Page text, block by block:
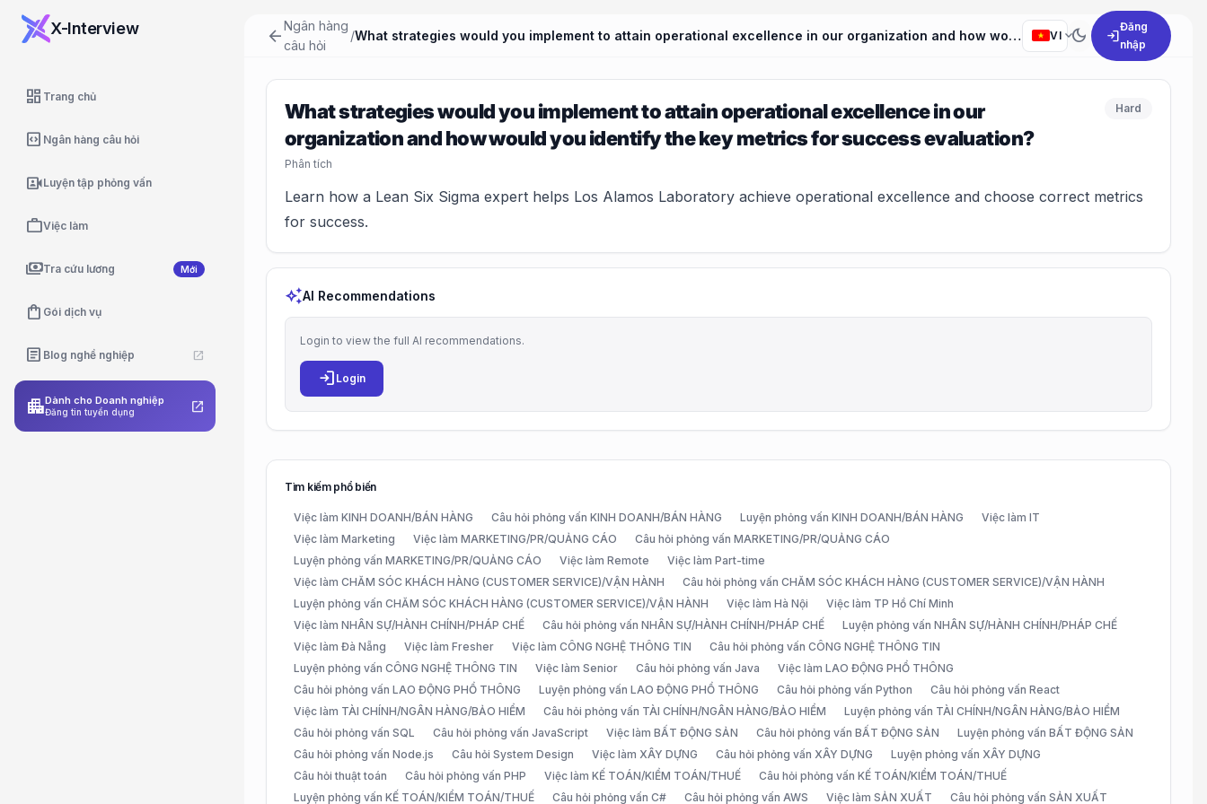
X-Interview
dashboard Trang chủ
code_blocks Ngân hàng câu hỏi
video_camera_frontLuyện tập phỏng vấn
workViệc làm
paymentsTra cứu lương Mới
shopping_bag Gói dịch vụ
article Blog nghề nghiệp open_in_new
apartmentDành cho Doanh nghiệp
Đăng tin tuyển dụng open_in_new
arrow_backNgân hàng
câu hỏi
/ What strategies would you implement to attain operational excellence in our organization and how would you identify the key metrics for success evaluation? VI expand_moredark_mode login
Đăng
nhập
What strategies would you implement to attain operational excellence in our
organization and how would you identify the key metrics for success evaluation?
Phân tích
Hard
Learn how a Lean Six Sigma expert helps Los Alamos Laboratory achieve operational excellence and choose correct metrics
for success.
auto_awesomeAI Recommendations
Login to view the full AI recommendations.
login Login
Tìm kiếm phổ biến
Việc làm KINH DOANH/BÁN HÀNG Câu hỏi phỏng vấn KINH DOANH/BÁN HÀNG Luyện phỏng vấn KINH DOANH/BÁN HÀNG
Việc làm IT
Việc làm Marketing
Việc làm MARKETING/PR/QUẢNG CÁO
Câu hỏi phỏng vấn MARKETING/PR/QUẢNG CÁO
Luyện phỏng vấn MARKETING/PR/QUẢNG CÁO
Việc làm Remote
Việc làm Part-time
Việc làm CHĂM SÓC KHÁCH HÀNG (CUSTOMER SERVICE)/VẬN HÀNH
Câu hỏi phỏng vấn CHĂM SÓC KHÁCH HÀNG (CUSTOMER SERVICE)/VẬN HÀNH
Luyện phỏng vấn CHĂM SÓC KHÁCH HÀNG (CUSTOMER SERVICE)/VẬN HÀNH
Việc làm Hà Nội
Việc làm TP Hồ Chí Minh
Việc làm NHÂN SỰ/HÀNH CHÍNH/PHÁP CHẾ
Câu hỏi phỏng vấn NHÂN SỰ/HÀNH CHÍNH/PHÁP CHẾ
Luyện phỏng vấn NHÂN SỰ/HÀNH CHÍNH/PHÁP CHẾ
Việc làm Đà Nẵng
Việc làm Fresher Việc làm CÔNG NGHỆ THÔNG TIN
Câu hỏi phỏng vấn CÔNG NGHỆ THÔNG TIN
Luyện phỏng vấn CÔNG NGHỆ THÔNG TIN
Việc làm Senior Câu hỏi phỏng vấn Java
Việc làm LAO ĐỘNG PHỔ THÔNG
Câu hỏi phỏng vấn LAO ĐỘNG PHỔ THÔNG
Luyện phỏng vấn LAO ĐỘNG PHỔ THÔNG Câu hỏi phỏng vấn Python
Câu hỏi phỏng vấn React
Việc làm TÀI CHÍNH/NGÂN HÀNG/BẢO HIỂM
Câu hỏi phỏng vấn TÀI CHÍNH/NGÂN HÀNG/BẢO HIỂM
Luyện phỏng vấn TÀI CHÍNH/NGÂN HÀNG/BẢO HIỂM
Câu hỏi phỏng vấn SQL
Câu hỏi phỏng vấn JavaScript Việc làm BẤT ĐỘNG SẢN Câu hỏi phỏng vấn BẤT ĐỘNG SẢN
Luyện phỏng vấn BẤT ĐỘNG SẢN
Câu hỏi phỏng vấn Node.js
Câu hỏi System Design Việc làm XÂY DỰNG Câu hỏi phỏng vấn XÂY DỰNG
Luyện phỏng vấn XÂY DỰNG
Câu hỏi thuật toán
Câu hỏi phỏng vấn PHP Việc làm KẾ TOÁN/KIỂM TOÁN/THUẾ
Câu hỏi phỏng vấn KẾ TOÁN/KIỂM TOÁN/THUẾ
Luyện phỏng vấn KẾ TOÁN/KIỂM TOÁN/THUẾ
Câu hỏi phỏng vấn C# Câu hỏi phỏng vấn AWS Việc làm SẢN XUẤT Câu hỏi phỏng vấn SẢN XUẤT